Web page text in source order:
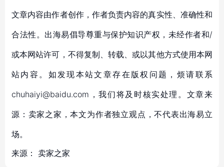
文章内容由作者创作，作者负责内容的真实性、准确性和
合法性。出海易倡导尊重与保护知识产权，未经作者和/
或本网站许可，不得复制、转载、或以其他方式使用本网
站内容。如发现本站文章存在版权问题，烦请联系
chuhaiyi@baidu.com，我们将及时核实处理。文章来
源：卖家之家，本文为作者独立观点，不代表出海易立
场。
来源： 卖家之家